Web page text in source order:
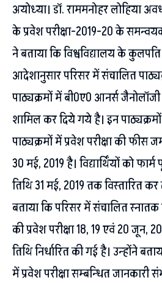
अयोध्या। डॉ. राममनोहर लोहिया
के प्रवेश परीक्षा-2019-20 के
ने बताया कि विश्वविद्यालय के कुलपति
आदेशानुसार परिसर में संचालित
पाठ्यक्रमों में बी0ए0 आनर्स
शामिल कर दिये गये है। इन
पाठ्यक्रमों में प्रवेश परीक्षा की फीस
30 मई, 2019 है। विद्यार्थिंयों को
तिथि 31 मई, 2019 तक विस्तारित कर
बताया कि परिसर में संचालित स्नातक
की प्रवेश परीक्षा 18, 19 एवं 20 जून,
तिथि निर्धारित की गई है। उन्होंने
में प्रवेश परीक्षा सम्बन्धित जानकारी